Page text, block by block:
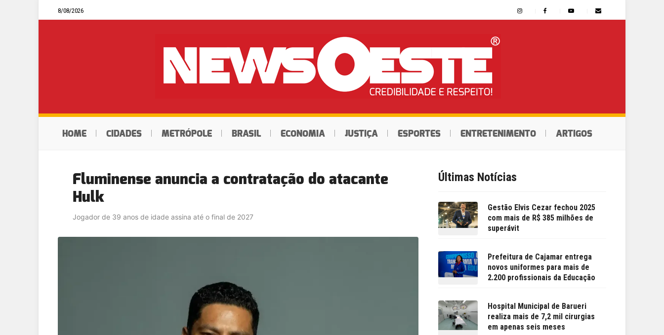
8/08/2026
HOME CIDADES METRÓPOLE BRASIL ECONOMIA JUSTIÇA ESPORTES ENTRETENIMENTO ARTIGOS
Fluminense anuncia a contratação do atacante
Hulk
Jogador de 39 anos de idade assina até o final de 2027
Últimas Notícias
Gestão Elvis Cezar fechou 2025
com mais de R$ 385 milhões de
superávit
Prefeitura de Cajamar entrega
novos uniformes para mais de
2.200 profissionais da Educação
Hospital Municipal de Barueri
realiza mais de 7,2 mil cirurgias
em apenas seis meses